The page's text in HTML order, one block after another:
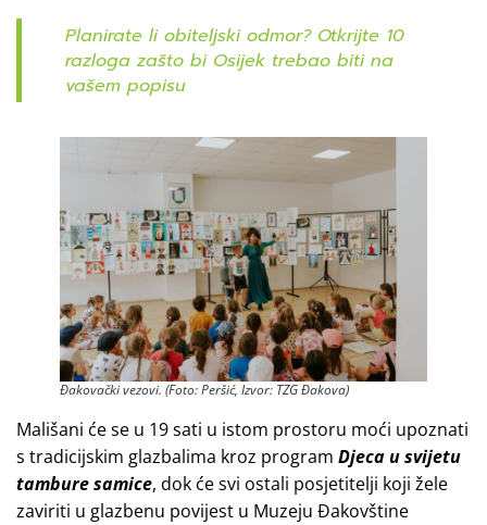
Planirate li obiteljski odmor? Otkrijte 10
razloga zašto bi Osijek trebao biti na
vašem popisu
Đakovački vezovi. (Foto: Peršić, Izvor: TZG Đakova)
Mališani će se u 19 sati u istom prostoru moći upoznati
s tradicijskim glazbalima kroz program Djeca u svijetu
tambure samice, dok će svi ostali posjetitelji koji žele
zaviriti u glazbenu povijest u Muzeju Đakovštine